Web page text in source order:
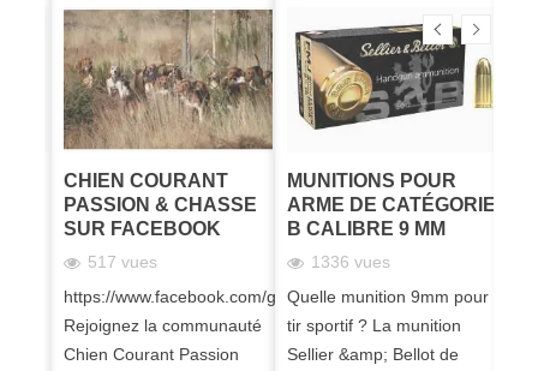
CHIEN COURANT
PASSION & CHASSE
SUR FACEBOOK
517 vues
https://www.facebook.com/groups/passionchassechiencourant
Rejoignez la communauté
Chien Courant Passion
MUNITIONS POUR
ARME DE CATÉGORIE
B CALIBRE 9 MM
1336 vues
Quelle munition 9mm pour
tir sportif ? La munition
Sellier &amp; Bellot de